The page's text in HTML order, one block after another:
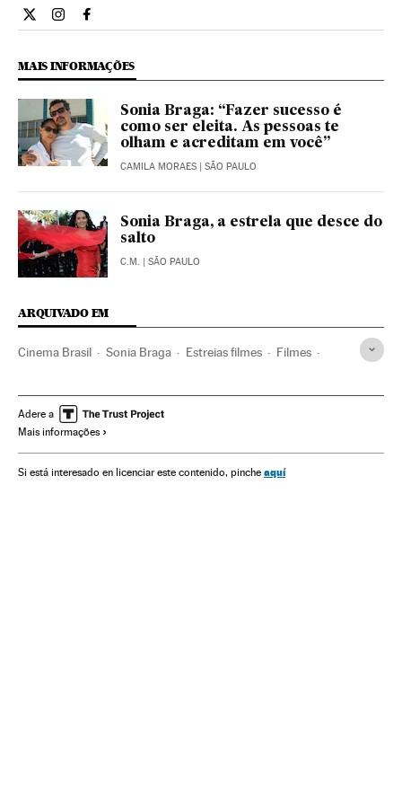
Cultura El País Brasil en Twitter
Cultura El País Brasil en Instagram
Cultura El País Brasil en Facebook
MAIS INFORMAÇÕES
Sonia Braga: “Fazer sucesso é
como ser eleita. As pessoas te
olham e acreditam em você”
CAMILA MORAES | SÃO PAULO
Sonia Braga, a estrela que desce do
salto
C.M. | SÃO PAULO
ARQUIVADO EM
Cinema Brasil Sonia Braga Estreias filmes Filmes
América Latina Cultura
Adere a
Mais informações
Si está interesado en licenciar este contenido, pinche aquí